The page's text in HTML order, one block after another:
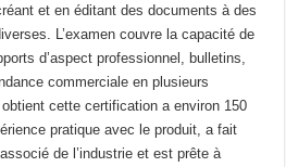
et en éditant des documents à des
L’examen couvre la capacité de
d’aspect professionnel,
bulletins,
commerciale en plusieurs
cette certification a environ 150
pratique avec le produit, a fait
de l’industrie et est prête à